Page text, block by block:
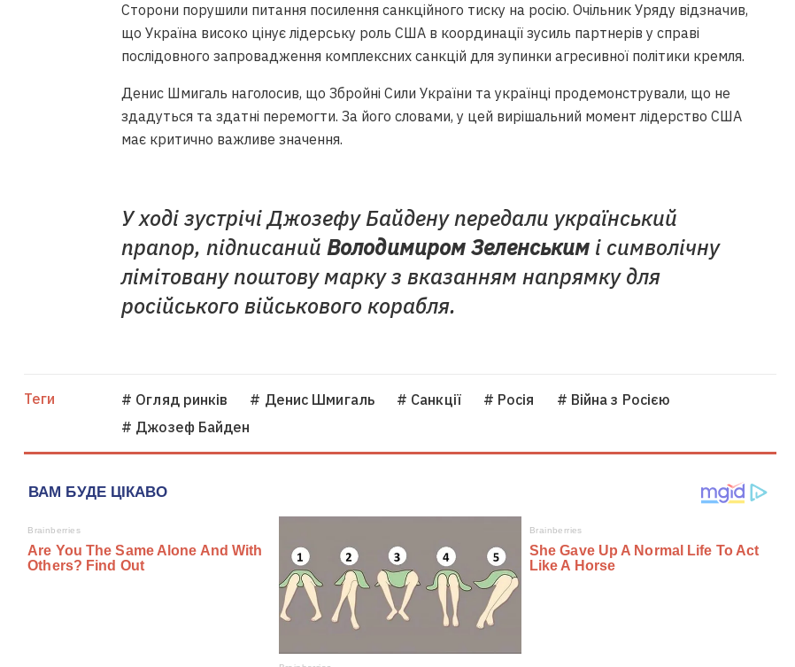
Сторони порушили питання посилення санкційного тиску на росію. Очільник Уряду відзначив,
що Україна високо цінує лідерську роль США в координації зусиль партнерів у справі
послідовного запровадження комплексних санкцій для зупинки агресивної політики кремля.
Денис Шмигаль наголосив, що Збройні Сили України та українці продемонстрували, що не
здадуться та здатні перемогти. За його словами, у цей вирішальний момент лідерство США
має критично важливе значення.
У ході зустрічі Джозефу Байдену передали український
прапор, підписаний Володимиром Зеленським і символічну
лімітовану поштову марку з вказанням напрямку для
російського військового корабля.
Теги # Огляд ринків # Денис Шмигаль # Санкції # Росія
# Війна з Росією
# Джозеф Байден